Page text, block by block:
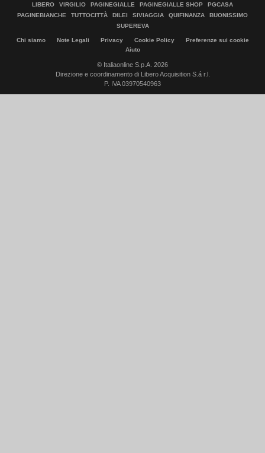
LIBERO VIRGILIO PAGINEGIALLE PAGINEGIALLE SHOP
PGCASA
PAGINEBIANCHE
TUTTOCITTÀ DILEI SIVIAGGIA QUIFINANZA
BUONISSIMO
SUPEREVA
Chi siamo Note Legali Privacy Cookie Policy
Preferenze sui cookie
Aiuto
© Italiaonline S.p.A. 2026
Direzione e coordinamento di Libero Acquisition S.á r.l.
P. IVA 03970540963